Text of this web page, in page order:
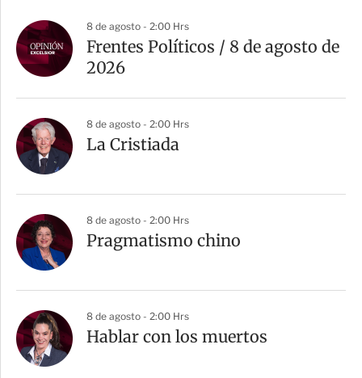
8 de agosto - 2:00 Hrs
Frentes Políticos / 8 de agosto de
2026
8 de agosto - 2:00 Hrs
La Cristiada
8 de agosto - 2:00 Hrs
Pragmatismo chino
8 de agosto - 2:00 Hrs
Hablar con los muertos